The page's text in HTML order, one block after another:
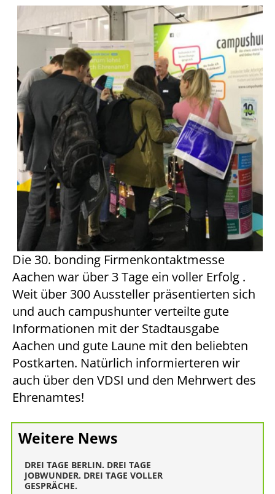
Die 30. bonding Firmenkontaktmesse
Aachen war über 3 Tage ein voller Erfolg .
Weit über 300 Aussteller präsentierten sich
und auch campushunter verteilte gute
Informationen mit der Stadtausgabe
Aachen und gute Laune mit den beliebten
Postkarten. Natürlich informierteren wir
auch über den VDSI und den Mehrwert des
Ehrenamtes!
Weitere News
DREI TAGE BERLIN. DREI TAGE
JOBWUNDER. DREI TAGE VOLLER
GESPRÄCHE.